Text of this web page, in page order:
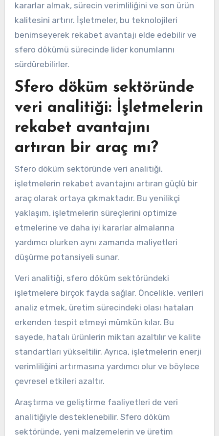
kararlar almak, sürecin verimliliğini ve son ürün
kalitesini artırır. İşletmeler, bu teknolojileri
benimseyerek rekabet avantajı elde edebilir ve
sfero dökümü sürecinde lider konumlarını
sürdürebilirler.
Sfero döküm sektöründe
veri analitiği: İşletmelerin
rekabet avantajını
artıran bir araç mı?
Sfero döküm sektöründe veri analitiği,
işletmelerin rekabet avantajını artıran güçlü bir
araç olarak ortaya çıkmaktadır. Bu yenilikçi
yaklaşım, işletmelerin süreçlerini optimize
etmelerine ve daha iyi kararlar almalarına
yardımcı olurken aynı zamanda maliyetleri
düşürme potansiyeli sunar.
Veri analitiği, sfero döküm sektöründeki
işletmelere birçok fayda sağlar. Öncelikle, verileri
analiz etmek, üretim sürecindeki olası hataları
erkenden tespit etmeyi mümkün kılar. Bu
sayede, hatalı ürünlerin miktarı azaltılır ve kalite
standartları yükseltilir. Ayrıca, işletmelerin enerji
verimliliğini artırmasına yardımcı olur ve böylece
çevresel etkileri azaltır.
Araştırma ve geliştirme faaliyetleri de veri
analitiğiyle desteklenebilir. Sfero döküm
sektöründe, yeni malzemelerin ve üretim